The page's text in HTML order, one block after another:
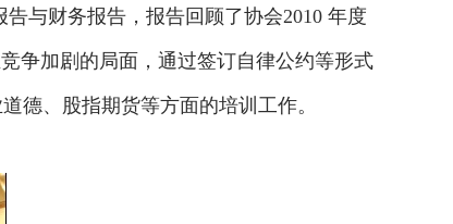
与财务报告，报告回顾了协会2010 年度
争加剧的局面，通过签订自律公约等形式
德、股指期货等方面的培训工作。